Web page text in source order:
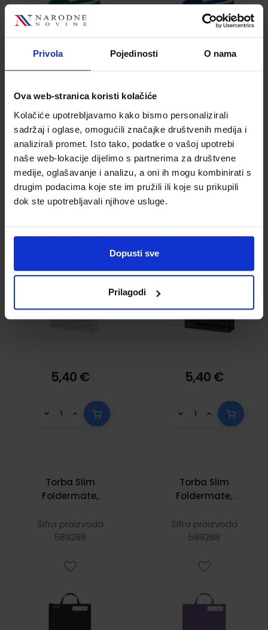
Privola Pojedinosti O nama
Ova web-stranica koristi kolačiće
Kolačiće upotrebljavamo kako bismo personalizirali
sadržaj i oglase, omogućili značajke društvenih medija i
analizirali promet. Isto tako, podatke o vašoj upotrebi
naše web-lokacije dijelimo s partnerima za društvene
medije, oglašavanje i analizu, a oni ih mogu kombinirati s
drugim podacima koje ste im pružili ili koje su prikupili
dok ste upotrebljavali njihove usluge.
Dopusti sve
Prilagodi
5,40 €
Pernica prazna
Duo pocket,
Foldermate 812
589687
5,40 €
Pernica prazna
Duo pocket,
589688
5,40 €
Torba Slim
Foldermate,
Šifra proizvoda
589289
Torba Slim
Foldermate,
ljubičasta
Šifra proizvoda
589288